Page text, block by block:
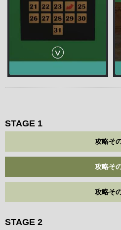
STAGE 1
攻略そ
攻略そ
攻略そ
STAGE 2